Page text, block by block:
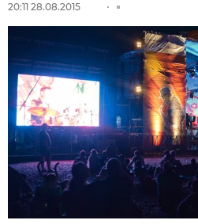
20:11 28.08.2015